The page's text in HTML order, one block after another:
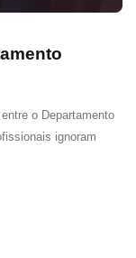
o Departamento
ignoram